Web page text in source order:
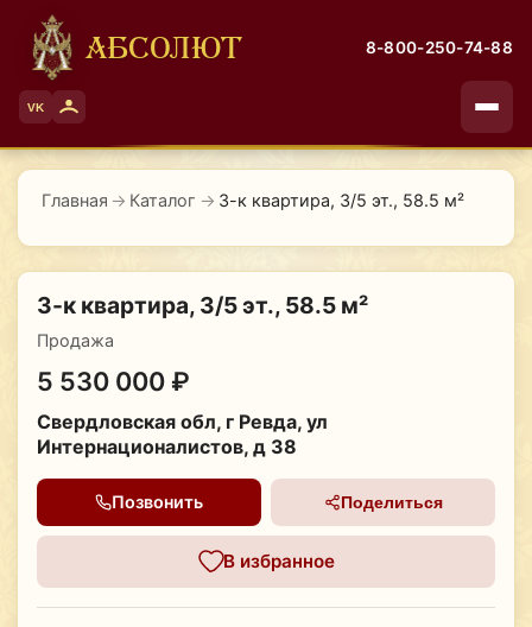
АБСОЛЮТ 8-800-250-74-88
VK
Главная → Каталог → 3-к квартира, 3/5 эт., 58.5 м²
3-к квартира, 3/5 эт., 58.5 м²
Продажа
5 530 000 ₽
Свердловская обл, г Ревда, ул
Интернационалистов, д 38
Позвонить Поделиться
В избранное